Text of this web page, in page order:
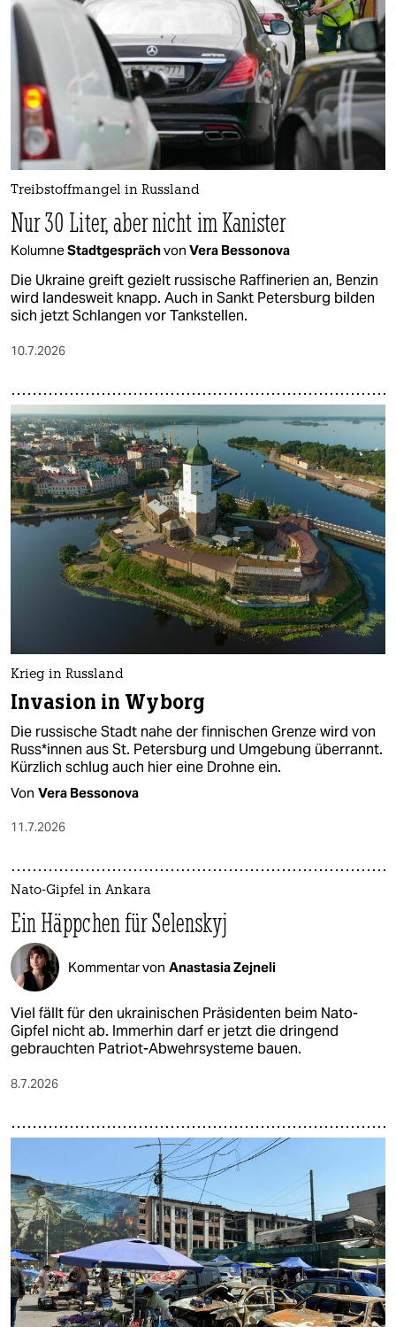
Treibstoffmangel in Russland
Nur 30 Liter, aber nicht im Kanister
KolumneStadtgesprächvon Vera Bessonova
Die Ukraine greift gezielt russische Raffinerien an, Benzin
wird landesweit knapp. Auch in Sankt Petersburg bilden
sich jetzt Schlangen vor Tankstellen.
10.7.2026
Krieg in Russland
Invasion in Wyborg
Die russische Stadt nahe der finnischen Grenze wird von
Rus­s*in­nen aus St. Petersburg und Umgebung überrannt.
Kürzlich schlug auch hier eine Drohne ein.
Von Vera Bessonova
11.7.2026
Nato-Gipfel in Ankara
Ein Häppchen für Selenskyj
Kommentar von Anastasia Zejneli
Viel fällt für den ukrainischen Präsidenten beim Nato-
Gipfel nicht ab. Immerhin darf er jetzt die dringend
gebrauchten Patriot-Abwehrsysteme bauen.
8.7.2026